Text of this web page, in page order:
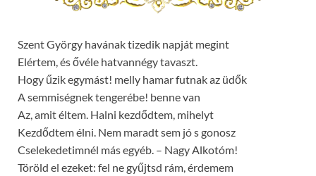
Szent György havának tizedik napját megint
Elértem, és ővéle hatvannégy tavaszt.
Hogy űzik egymást! melly hamar futnak az üdők
A semmiségnek tengerébe! benne van
Az, amit éltem. Halni kezdődtem, mihelyt
Kezdődtem élni. Nem maradt sem jó s gonosz
Cselekedetimnél más egyéb. – Nagy Alkotóm!
Töröld el ezeket: fel ne gyűjtsd rám, érdemem